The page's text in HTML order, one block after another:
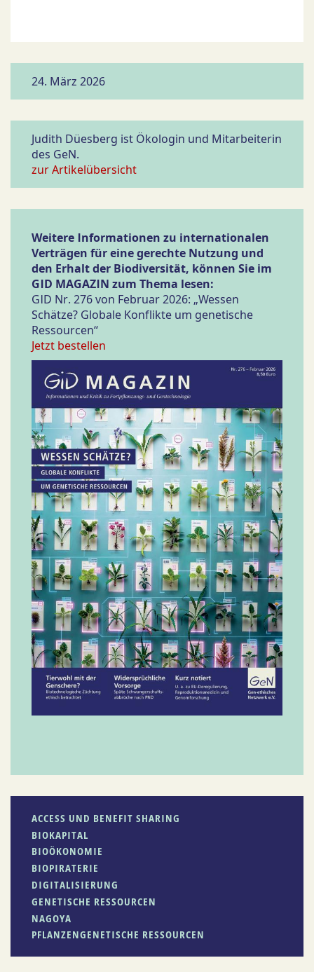
24. März 2026
Judith Düesberg ist Ökologin und Mitarbeiterin
des GeN.
zur Artikelübersicht
Weitere Informationen zu internationalen
Verträgen für eine gerechte Nutzung und
den Erhalt der Biodiversität, können Sie im
GID MAGAZIN zum Thema lesen:
GID Nr. 276 von Februar 2026: „Wessen
Schätze? Globale Konflikte um genetische
Ressourcen“
Jetzt bestellen
ACCESS UND BENEFIT SHARING
BIOKAPITAL
BIOÖKONOMIE
BIOPIRATERIE
DIGITALISIERUNG
GENETISCHE RESSOURCEN
NAGOYA
PFLANZENGENETISCHE RESSOURCEN